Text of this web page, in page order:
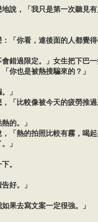
，「我只是第一次聽見有
你看，連後面的人都覺得
過限定。」女生把下巴一
你也是被熱搜騙來的？」
」
比較像被今天的疲勞推過
的。」
熱的拍照比較有霧，喝起
」
。
好。」
去寫文案一定很強。」